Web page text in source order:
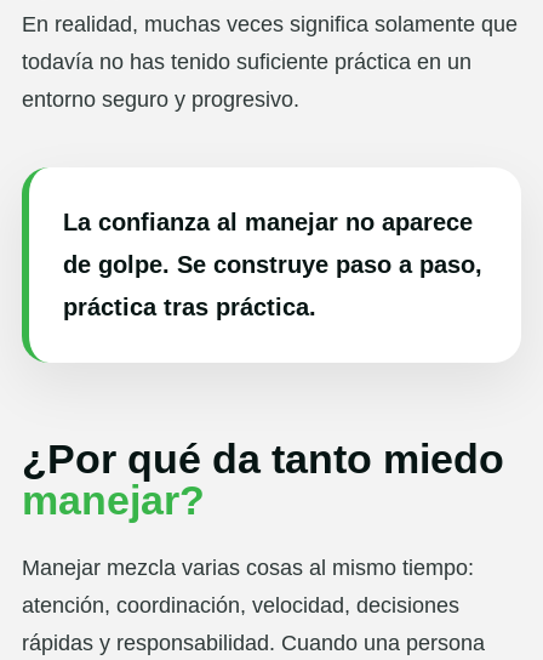
En realidad, muchas veces significa solamente que
todavía no has tenido suficiente práctica en un
entorno seguro y progresivo.
La confianza al manejar no aparece
de golpe. Se construye paso a paso,
práctica tras práctica.
¿Por qué da tanto miedo
manejar?
Manejar mezcla varias cosas al mismo tiempo:
atención, coordinación, velocidad, decisiones
rápidas y responsabilidad. Cuando una persona